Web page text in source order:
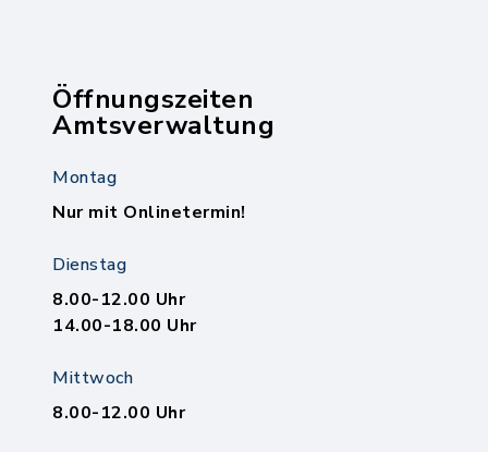
Öffnungszeiten
Amtsverwaltung
Montag
Nur mit Onlinetermin!
Dienstag
8.00-12.00 Uhr
14.00-18.00 Uhr
Mittwoch
8.00-12.00 Uhr